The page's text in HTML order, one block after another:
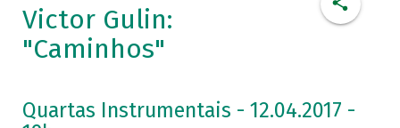
Victor Gulin:
"Caminhos"
Quartas Instrumentais - 12.04.2017 -